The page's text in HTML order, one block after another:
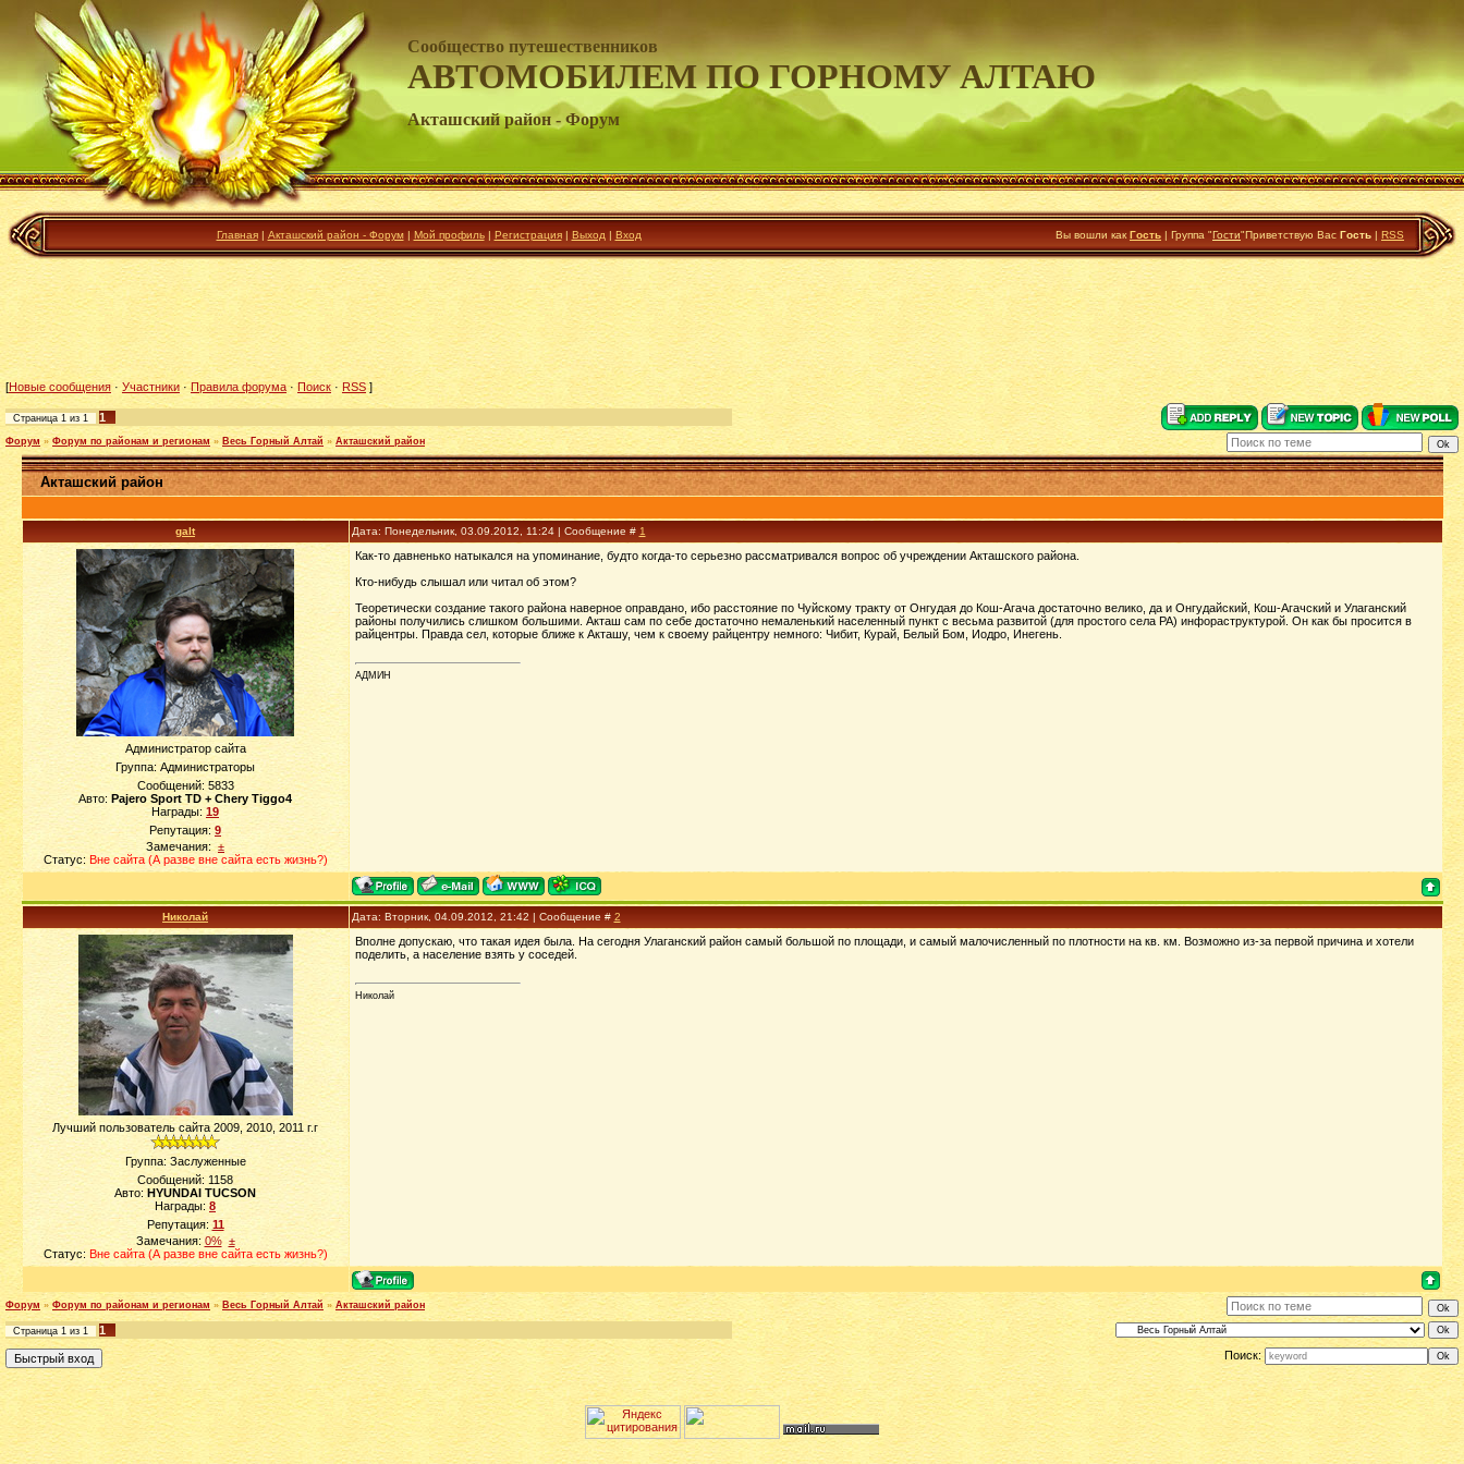
Сообщество путешественников
АВТОМОБИЛЕМ ПО ГОРНОМУ АЛТАЮ
Акташский район - Форум
Главная| Акташский район - Форум| Мой профиль| Регистрация| Выход | Вход Вы вошли как Гость | Группа "Гости"Приветствую Вас Гость | RSS
[Новые сообщения· Участники·Правила форума· Поиск· RSS]
Страница 1 из 1 1
Форум » Форум по районам и регионам » Весь Горный Алтай » Акташский район
Акташский район
galt Дата: Понедельник, 03.09.2012, 11:24 | Сообщение # 1
Администратор сайта
Группа: Администраторы
Сообщений: 5833
Авто: Pajero Sport TD + Chery Tiggo4
Награды: 19
Репутация: 9
Замечания: ±
Статус: Вне сайта (А разве вне сайта есть жизнь?)
Как-то давненько натыкался на упоминание, будто когда-то серьезно рассматривался вопрос об учреждении Акташского района.
Кто-нибудь слышал или читал об этом?
Теоретически создание такого района наверное оправдано, ибо расстояние по Чуйскому тракту от Онгудая до Кош-Агача достаточно велико, да и Онгудайский, Кош-Агачский и Улаганский
районы получились слишком большими. Акташ сам по себе достаточно немаленький населенный пункт с весьма развитой (для простого села РА) инфораструктурой. Он как бы просится в
райцентры. Правда сел, которые ближе к Акташу, чем к своему райцентру немного: Чибит, Курай, Белый Бом, Иодро, Инегень.
АДМИН
Николай Дата: Вторник, 04.09.2012, 21:42 | Сообщение # 2
Лучший пользователь сайта 2009, 2010, 2011 г.г
Группа: Заслуженные
Сообщений: 1158
Авто: HYUNDAI TUCSON
Награды: 8
Репутация: 11
Замечания: 0% ±
Статус: Вне сайта (А разве вне сайта есть жизнь?)
Вполне допускаю, что такая идея была. На сегодня Улаганский район самый большой по площади, и самый малочисленный по плотности на кв. км. Возможно из-за первой причина и хотели
поделить, а население взять у соседей.
Николай
Форум » Форум по районам и регионам » Весь Горный Алтай » Акташский район
Страница 1 из 1
1
Поиск: